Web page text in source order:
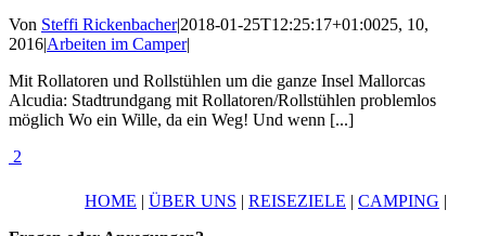
Von Steffi Rickenbacher|2018-01-25T12:25:17+01:0025, 10,
2016|Arbeiten im Camper|
Mit Rollatoren und Rollstühlen um die ganze Insel Mallorcas
Alcudia: Stadtrundgang mit Rollatoren/Rollstühlen problemlos
möglich Wo ein Wille, da ein Weg! Und wenn [...]
2
HOME | ÜBER UNS | REISEZIELE | CAMPING |